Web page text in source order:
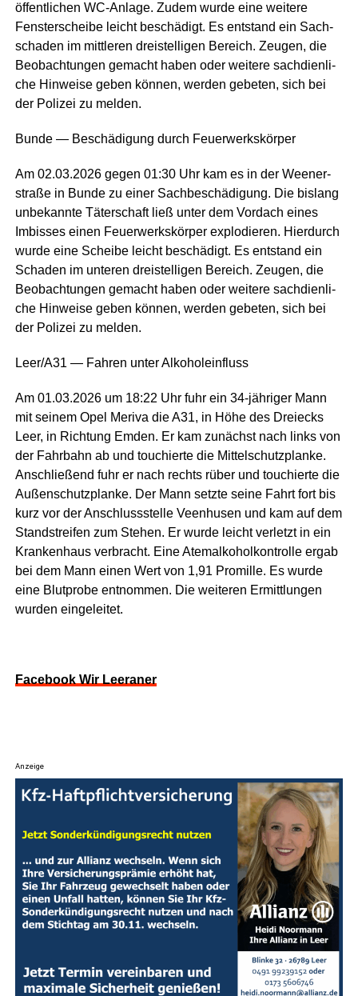
öffent­li­chen WC-Anla­ge. Zudem wur­de eine wei­te­re
Fens­ter­schei­be leicht beschä­digt. Es ent­stand ein Sach­
scha­den im mitt­le­ren drei­stel­li­gen Bereich. Zeu­gen, die
Beob­ach­tun­gen gemacht haben oder wei­te­re sach­dien­li­
che Hin­wei­se geben kön­nen, wer­den gebe­ten, sich bei
der Poli­zei zu melden.
Bun­de — Beschä­di­gung durch Feuerwerkskörper
Am 02.03.2026 gegen 01:30 Uhr kam es in der Ween­er­
stra­ße in Bun­de zu einer Sach­be­schä­di­gung. Die bis­lang
unbe­kann­te Täter­schaft ließ unter dem Vor­dach eines
Imbis­ses einen Feu­er­werks­kör­per explo­die­ren. Hier­durch
wur­de eine Schei­be leicht beschä­digt. Es ent­stand ein
Scha­den im unte­ren drei­stel­li­gen Bereich. Zeu­gen, die
Beob­ach­tun­gen gemacht haben oder wei­te­re sach­dien­li­
che Hin­wei­se geben kön­nen, wer­den gebe­ten, sich bei
der Poli­zei zu melden.
Leer/A31 — Fah­ren unter Alkoholeinfluss
Am 01.03.2026 um 18:22 Uhr fuhr ein 34-jäh­ri­ger Mann
mit sei­nem Opel Meri­va die A31, in Höhe des Drei­ecks
Leer, in Rich­tung Emden. Er kam zunächst nach links von
der Fahr­bahn ab und tou­chier­te die Mit­tel­schutz­plan­ke.
Anschlie­ßend fuhr er nach rechts rüber und tou­chier­te die
Außen­schutz­plan­ke. Der Mann setz­te sei­ne Fahrt fort bis
kurz vor der Anschluss­stel­le Veen­husen und kam auf dem
Stand­strei­fen zum Ste­hen. Er wur­de leicht ver­letzt in ein
Kran­ken­haus ver­bracht. Eine Atem­al­ko­hol­kon­trol­le ergab
bei dem Mann einen Wert von 1,91 Pro­mil­le. Es wur­de
eine Blut­pro­be ent­nom­men. Die wei­te­ren Ermitt­lun­gen
wur­den eingeleitet.
Face­book Wir Leeraner
Anzeige